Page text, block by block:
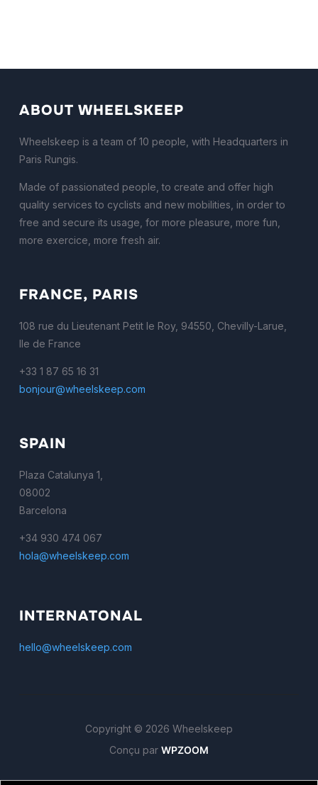
ABOUT WHEELSKEEP
Wheelskeep is a team of 10 people, with Headquarters in
Paris Rungis.
Made of passionated people, to create and offer high
quality services to cyclists and new mobilities, in order to
free and secure its usage, for more pleasure, more fun,
more exercice, more fresh air.
FRANCE, PARIS
108 rue du Lieutenant Petit le Roy, 94550, Chevilly-Larue,
Ile de France
+33 1 87 65 16 31
bonjour@wheelskeep.com
SPAIN
Plaza Catalunya 1,
08002
Barcelona
+34 930 474 067
hola@wheelskeep.com
INTERNATONAL
hello@wheelskeep.com
Copyright © 2026 Wheelskeep
Conçu par WPZOOM